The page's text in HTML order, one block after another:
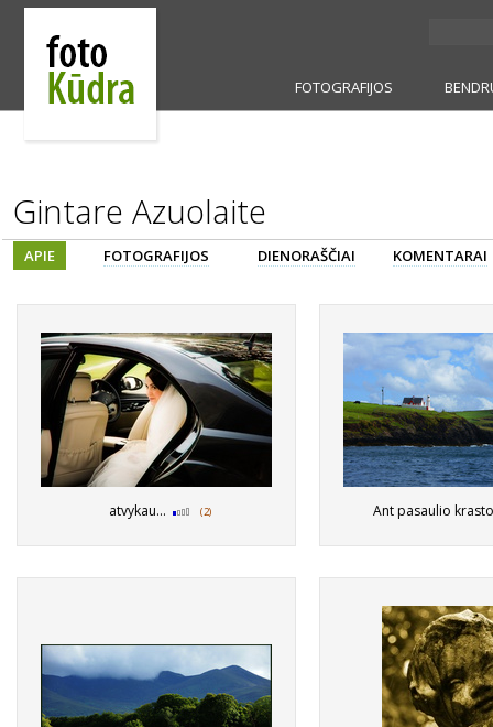
FOTOGRAFIJOS
Gintare Azuolaite
APIE FOTOGRAFIJOS DIENORAŠČIAI KOMENTARAI
atvykau... (2) Ant pasaulio